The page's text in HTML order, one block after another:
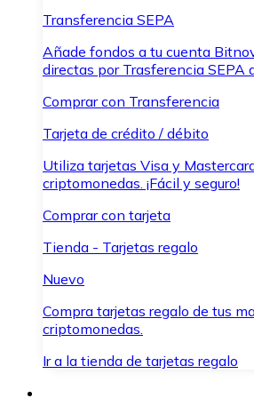
Transferencia SEPA
Añade fondos a tu cuenta
directas por Trasferencia SEPA
Comprar con Transferencia
Tarjeta de crédito / débito
Utiliza tarjetas Visa y
criptomonedas. ¡Fácil y seguro!
Comprar con tarjeta
Tienda - Tarjetas regalo
Nuevo
Compra tarjetas regalo de tus
criptomonedas.
Ir a la tienda de tarjetas regalo